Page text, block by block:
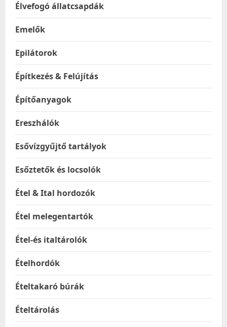
Élvefogó állatcsapdák
Emelők
Epilátorok
Építkezés & Felújítás
Építőanyagok
Ereszhálók
Esővízgyűjtő tartályok
Esőztetők és locsolók
Étel & Ital hordozók
Étel melegentartók
Étel-és italtárolók
Ételhordók
Ételtakaró búrák
Ételtárolás